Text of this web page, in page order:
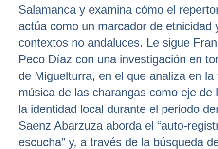
Salamanca y examina cómo el
actúa como un marcador de etnicidad
contextos no andaluces. Le sigue
Peco Díaz con una investigación en
de Miguelturra, en el que analiza en la
música de las charangas como eje de
la identidad local durante el periodo
Saenz Abarzuza aborda el “auto-
escucha” y, a través de la búsqueda